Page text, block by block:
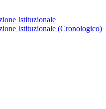
Istituzionale
Istituzionale (Cronologico)